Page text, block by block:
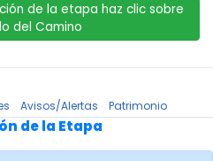
de la etapa haz clic sobre
del Camino
Avisos/Alertas Patrimonio
de la Etapa